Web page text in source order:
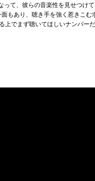
て、彼らの音楽性を見せつけて
もあり、聴き手を強く惹きこむ
でまず聴いてほしいナンバーだ